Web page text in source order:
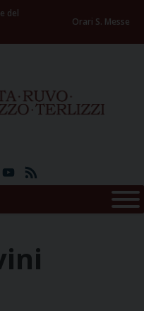
del
Orari S. Messe
YouTube